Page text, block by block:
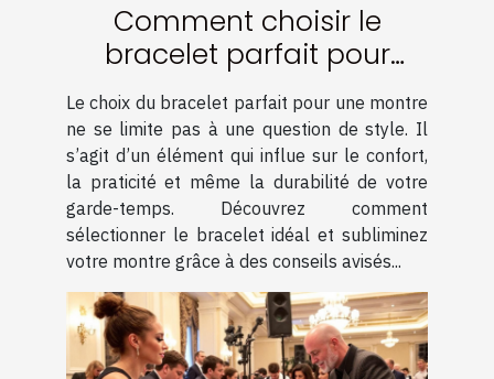
Comment choisir le
bracelet parfait pour
votre montre ?
Le choix du bracelet parfait pour une montre
ne se limite pas à une question de style. Il
s’agit d’un élément qui influe sur le confort,
la praticité et même la durabilité de votre
garde-temps. Découvrez comment
sélectionner le bracelet idéal et subliminez
votre montre grâce à des conseils avisés...